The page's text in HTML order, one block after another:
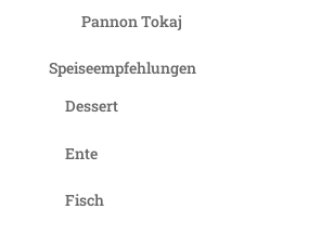
Pannon Tokaj
Speiseempfehlungen
Dessert
Ente
Fisch